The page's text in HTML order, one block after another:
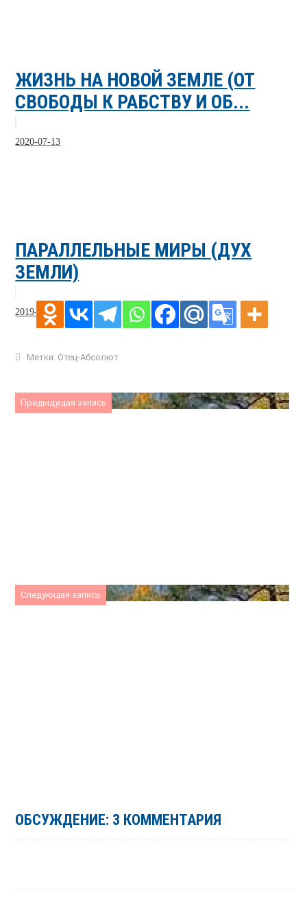
ЖИЗНЬ НА НОВОЙ ЗЕМЛЕ (ОТ
СВОБОДЫ К РАБСТВУ И ОБ...
2020-07-13
ПАРАЛЛЕЛЬНЫЕ МИРЫ (ДУХ
ЗЕМЛИ)
2019-05-18
Метки: Отец-Абсолют
Предыдущая запись
Следующая запись
ОБСУЖДЕНИЕ: 3 КОММЕНТАРИЯ